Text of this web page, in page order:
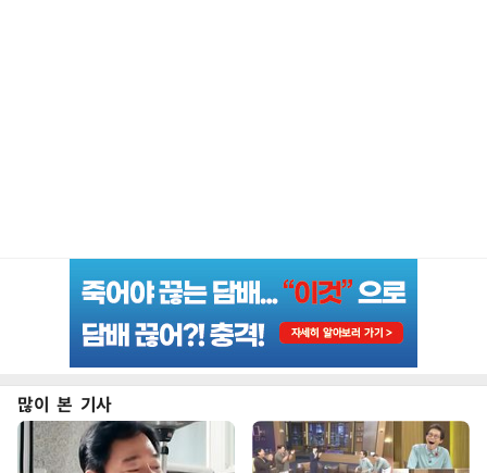
많이 본 기사